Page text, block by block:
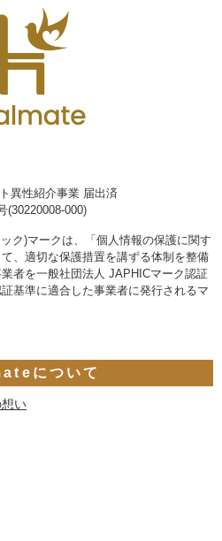
異性紹介事業 届出済
(30220008-000)
ク)マークは、「個人情報の保護に関す
、適切な保護措置を講ずる体制を整備
者を一般社団法人 JAPHICマーク認証
基準に適合した事業者に発行されるマ
について
い